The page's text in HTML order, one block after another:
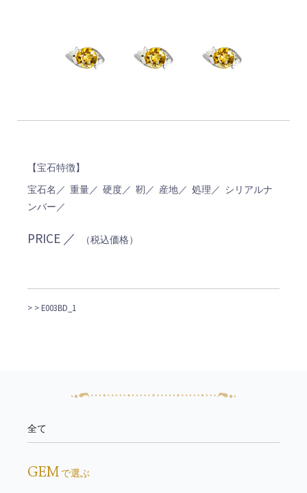
【宝石特徴】
宝石名／ 重量／ 硬度／ 靭／ 産地／ 処理／ シリアルナ
ンバー／
PRICE ／ （税込価格）
> > E003BD_1
全て
GEM で選ぶ